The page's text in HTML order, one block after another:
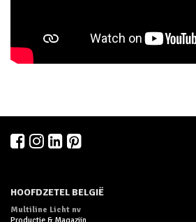
HOOFDZETEL BELGIË
Multiline Licht nv